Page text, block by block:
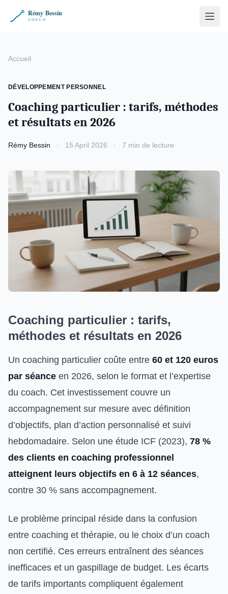
Accueil
DÉVELOPPEMENT PERSONNEL
Coaching particulier : tarifs, méthodes
et résultats en 2026
Rémy Bessin · 15 April 2026 · 7 min de lecture
Coaching particulier : tarifs,
méthodes et résultats en 2026
Un coaching particulier coûte entre 60 et 120 euros
par séance en 2026, selon le format et l’expertise
du coach. Cet investissement couvre un
accompagnement sur mesure avec définition
d’objectifs, plan d’action personnalisé et suivi
hebdomadaire. Selon une étude ICF (2023), 78 %
des clients en coaching professionnel
atteignent leurs objectifs en 6 à 12 séances,
contre 30 % sans accompagnement.
Le problème principal réside dans la confusion
entre coaching et thérapie, ou le choix d’un coach
non certifié. Ces erreurs entraînent des séances
inefficaces et un gaspillage de budget. Les écarts
de tarifs importants compliquent également